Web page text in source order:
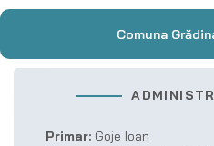
Comuna
Primar: Goje Ioan